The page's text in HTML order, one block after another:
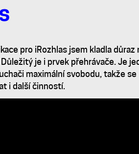
pro iRozhlas jsem kladla důraz
je i prvek přehrávače. Je
maximální svobodu, takže
i další činností.